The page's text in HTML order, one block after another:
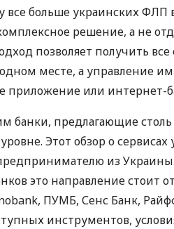
все больше украинских ФЛП
решение, а не
позволяет получить
месте, а управление
приложение или интернет-
банки, предлагающие
Этот обзор о
из
это направление стоит
ПУМБ, Сенс Банк,
инструментов,